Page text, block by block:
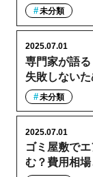
未分類
専門家が語る
失敗しない
2025.07.01
未分類
ゴミ屋敷で
む？費用相
2025.07.01